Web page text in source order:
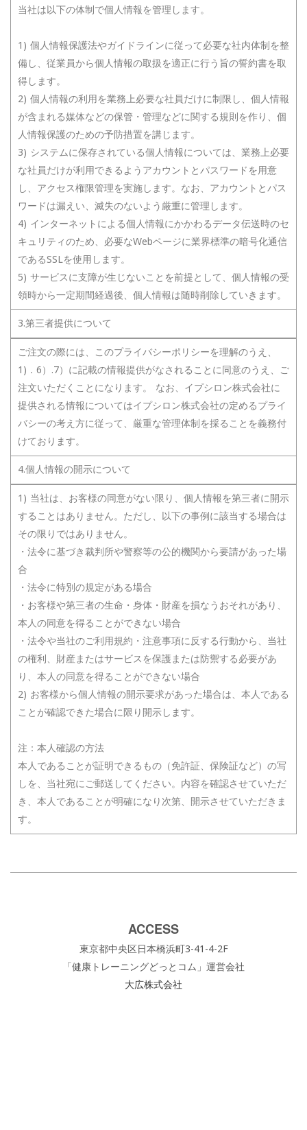
当社は以下の体制で個人情報を管理します。
1) 個人情報保護法やガイドラインに従って必要な社内体制を整
備し、従業員から個人情報の取扱を適正に行う旨の誓約書を取
得します。
2) 個人情報の利用を業務上必要な社員だけに制限し、個人情報
が含まれる媒体などの保管・管理などに関する規則を作り、個
人情報保護のための予防措置を講じます。
3) システムに保存されている個人情報については、業務上必要
な社員だけが利用できるようアカウントとパスワードを用意
し、アクセス権限管理を実施します。なお、アカウントとパス
ワードは漏えい、滅失のないよう厳重に管理します。
4) インターネットによる個人情報にかかわるデータ伝送時のセ
キュリティのため、必要なWebページに業界標準の暗号化通信
であるSSLを使用します。
5) サービスに支障が生じないことを前提として、個人情報の受
領時から一定期間経過後、個人情報は随時削除していきます。
3.第三者提供について
ご注文の際には、このプライバシーポリシーを理解のうえ、
1)．6）.7）に記載の情報提供がなされることに同意のうえ、ご
注文いただくことになります。 なお、イプシロン株式会社に
提供される情報についてはイプシロン株式会社の定めるプライ
バシーの考え方に従って、厳重な管理体制を採ることを義務付
けております。
4.個人情報の開示について
1) 当社は、お客様の同意がない限り、個人情報を第三者に開示
することはありません。ただし、以下の事例に該当する場合は
その限りではありません。
・法令に基づき裁判所や警察等の公的機関から要請があった場
合
・法令に特別の規定がある場合
・お客様や第三者の生命・身体・財産を損なうおそれがあり、
本人の同意を得ることができない場合
・法令や当社のご利用規約・注意事項に反する行動から、当社
の権利、財産またはサービスを保護または防禦する必要があ
り、本人の同意を得ることができない場合
2) お客様から個人情報の開示要求があった場合は、本人である
ことが確認できた場合に限り開示します。
注：本人確認の方法
本人であることが証明できるもの（免許証、保険証など）の写
しを、当社宛にご郵送してください。内容を確認させていただ
き、本人であることが明確になり次第、開示させていただきま
す。
ACCESS
東京都中央区日本橋浜町3-41-4-2F
「健康トレーニングどっとコム」運営会社
大広株式会社